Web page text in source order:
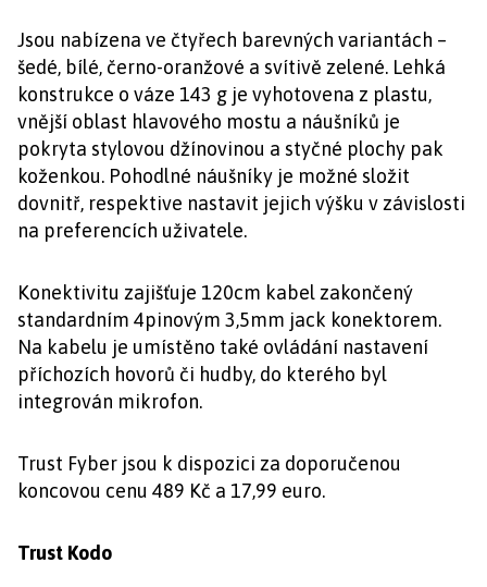
Jsou nabízena ve čtyřech barevných variantách –
šedé, bílé, černo-oranžové a svítivě zelené. Lehká
konstrukce o váze 143 g je vyhotovena z plastu,
vnější oblast hlavového mostu a náušníků je
pokryta stylovou džínovinou a styčné plochy pak
koženkou. Pohodlné náušníky je možné složit
dovnitř, respektive nastavit jejich výšku v závislosti
na preferencích uživatele.
Konektivitu zajišťuje 120cm kabel zakončený
standardním 4pinovým 3,5mm jack konektorem.
Na kabelu je umístěno také ovládání nastavení
příchozích hovorů či hudby, do kterého byl
integrován mikrofon.
Trust Fyber jsou k dispozici za doporučenou
koncovou cenu 489 Kč a 17,99 euro.
Trust Kodo